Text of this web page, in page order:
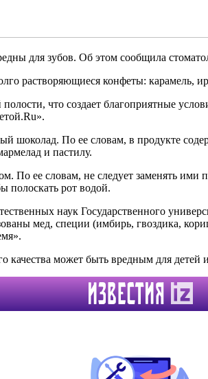
для зубов. Об этом сообщила
растворяющиеся конфеты: карамель,
что создает благоприятные
шоколад. По ее словам, в продукте
и пастилу.
По ее словам, не следует заменять
полоскать рот водой.
наук Государственного
мед, специи (имбирь, гвоздика,
качества может быть вредным для